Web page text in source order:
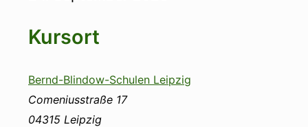
Kursort
Bernd-Blindow-Schulen Leipzig
Comeniusstraße 17
04315 Leipzig